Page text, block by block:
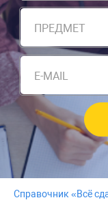
ПРЕДМЕТ
E-MAIL
Справочник «Всё